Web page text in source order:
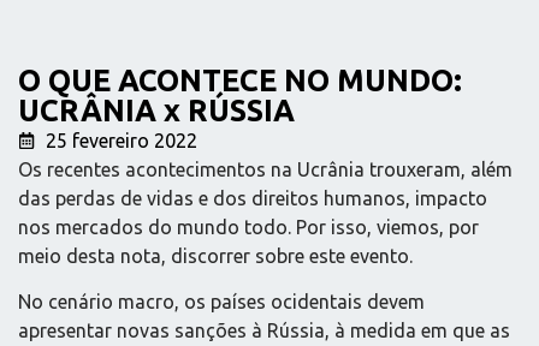
O QUE ACONTECE NO MUNDO:
UCRÂNIA x RÚSSIA
25 fevereiro 2022
Os recentes acontecimentos na Ucrânia trouxeram, além
das perdas de vidas e dos direitos humanos, impacto
nos mercados do mundo todo. Por isso, viemos, por
meio desta nota, discorrer sobre este evento.
No cenário macro, os países ocidentais devem
apresentar novas sanções à Rússia, à medida em que as